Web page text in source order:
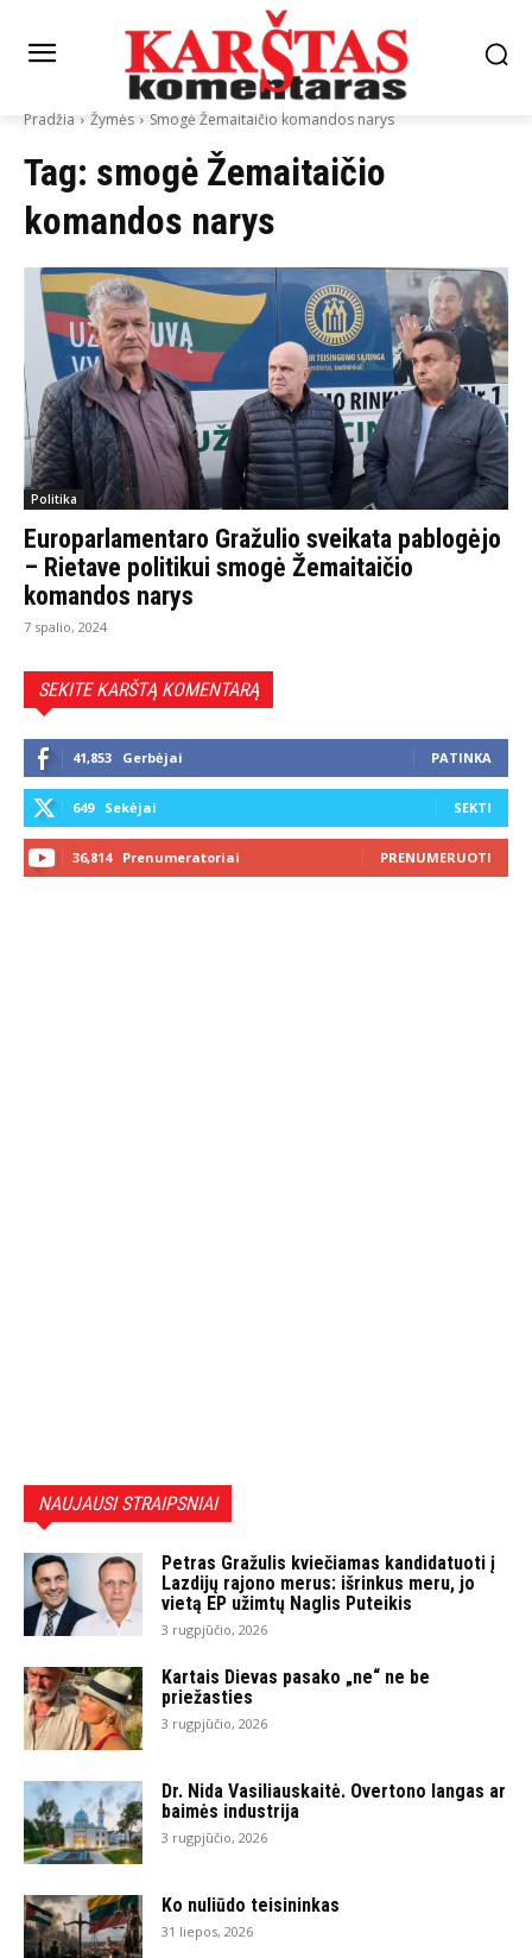
Pradžia Žymės Smogė Žemaitaičio komandos narys
Tag: smogė Žemaitaičio
komandos narys
Politika
Europarlamentaro Gražulio sveikata pablogėjo
– Rietave politikui smogė Žemaitaičio
komandos narys
7 spalio, 2024
SEKITE KARŠTĄ KOMENTARĄ
41,853 Gerbėjai PATINKA
649 Sekėjai SEKTI
36,814 Prenumeratoriai PRENUMERUOTI
NAUJAUSI STRAIPSNIAI
Petras Gražulis kviečiamas kandidatuoti į
Lazdijų rajono merus: išrinkus meru, jo
vietą EP užimtų Naglis Puteikis
3 rugpjūčio, 2026
Kartais Dievas pasako „ne“ ne be
priežasties
3 rugpjūčio, 2026
Dr. Nida Vasiliauskaitė. Overtono langas ar
baimės industrija
3 rugpjūčio, 2026
Ko nuliūdo teisininkas
31 liepos, 2026